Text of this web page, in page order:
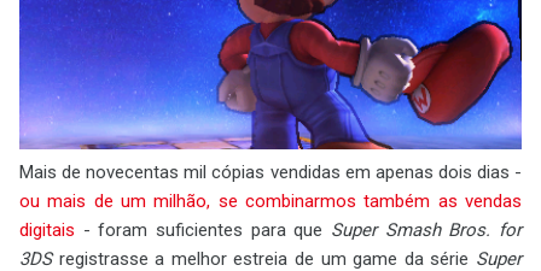
Mais de novecentas mil cópias vendidas em apenas dois dias -
ou mais de um milhão, se combinarmos também as vendas
digitais - foram suficientes para que Super Smash Bros. for
3DSregistrasse a melhor estreia de um game da série Super